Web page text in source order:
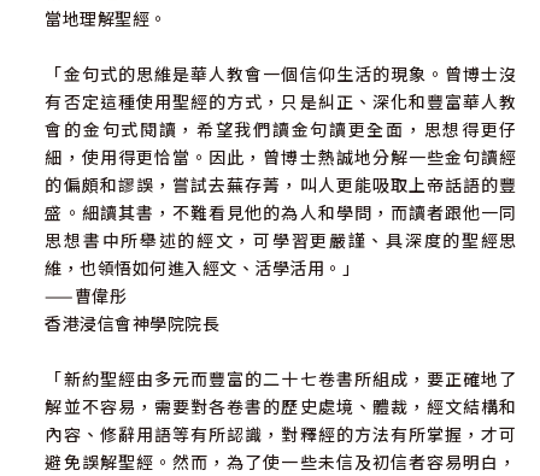
當地理解聖經。
「金句式的思維是華人教會一個信仰生活的現象。曾博士沒
有否定這種使用聖經的方式，只是糾正、深化和豐富華人教
會的金句式閱讀，希望我們讀金句讀更全面，思想得更仔
細，使用得更恰當。因此，曾博士熱誠地分解一些金句讀經
的偏頗和謬誤，嘗試去蕪存菁，叫人更能吸取上帝話語的豐
盛。細讀其書，不難看見他的為人和學問，而讀者跟他一同
思想書中所舉述的經文，可學習更嚴謹、具深度的聖經思
維，也領悟如何進入經文、活學活用。」
——曹偉彤
香港浸信會神學院院長
「新約聖經由多元而豐富的二十七卷書所組成，要正確地了
解並不容易，需要對各卷書的歷史處境、體裁，經文結構和
內容、修辭用語等有所認識，對釋經的方法有所掌握，才可
避免誤解聖經。然而，為了使一些未信及初信者容易明白，